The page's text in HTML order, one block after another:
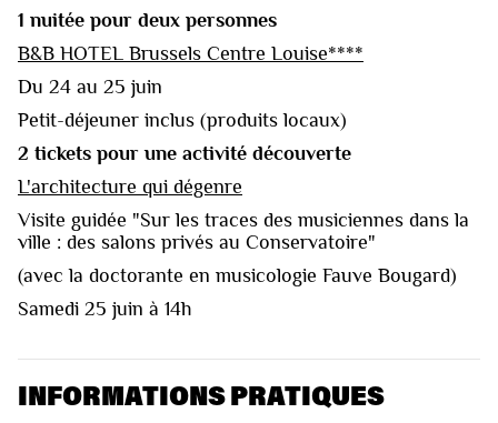
1 nuitée pour deux personnes
B&B HOTEL Brussels Centre Louise****
Du 24 au 25 juin
Petit-déjeuner inclus (produits locaux)
2 tickets pour une activité découverte
L'architecture qui dégenre
Visite guidée "Sur les traces des musiciennes dans la
ville : des salons privés au Conservatoire"
(avec la doctorante en musicologie Fauve Bougard)
Samedi 25 juin à 14h
INFORMATIONS PRATIQUES